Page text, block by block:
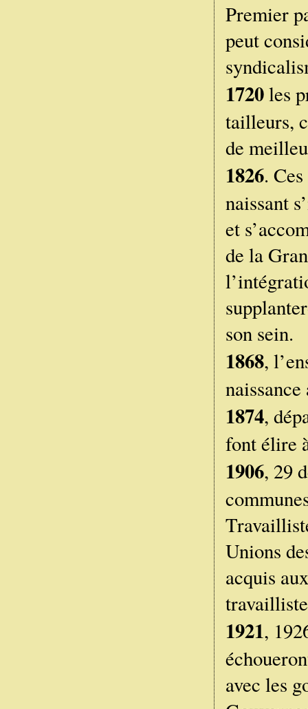
Premier
peut
1720les
tailleurs,
de
1826.
naissant
et
de la
son sein.
1868,
1874,
font élire
1906, 29
Unions
acquis
1921,
avec les